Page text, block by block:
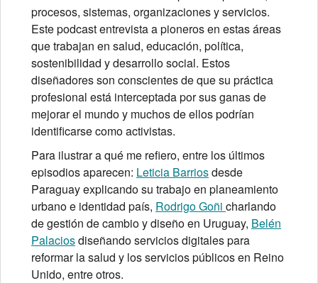
procesos, sistemas, organizaciones y servicios.
Este podcast entrevista a pioneros en estas áreas
que trabajan en salud, educación, política,
sostenibilidad y desarrollo social. Estos
diseñadores son conscientes de que su práctica
profesional está interceptada por sus ganas de
mejorar el mundo y muchos de ellos podrían
identificarse como activistas.
Para ilustrar a qué me refiero, entre los últimos
episodios aparecen: Leticia Barriosdesde
Paraguay explicando su trabajo en planeamiento
urbano e identidad país, Rodrigo Goñi charlando
de gestión de cambio y diseño en Uruguay, Belén
Palaciosdiseñando servicios digitales para
reformar la salud y los servicios públicos en Reino
Unido, entre otros.